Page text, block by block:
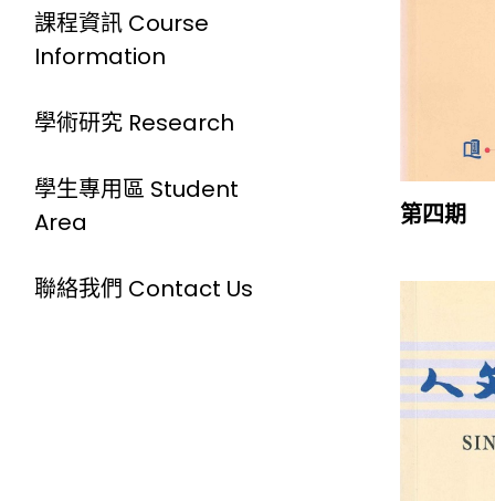
課程資訊 Course
Information
學術研究 Research
學生專用區 Student
Area
聯絡我們 Contact Us
第四期